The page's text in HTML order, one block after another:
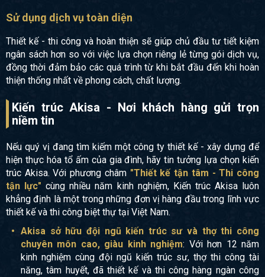
Sử dụng dịch vụ toàn diện
Thiết kế - thi công và hoàn thiện sẽ giúp chủ đầu tư tiết kiệm
ngân sách hơn so với việc lựa chọn riêng lẻ từng gói dịch vụ,
đồng thời đảm bảo các quá trình từ khi bắt đầu đến khi hoàn
thiện thống nhất về phong cách, chất lượng.
Kiến trúc Akisa - Nơi khách hàng gửi trọn
niềm tin
Nếu quý vị đang tìm kiếm một công ty thiết kế - xây dựng để
hiện thực hóa tổ ấm của gia đình, hãy tin tưởng lựa chọn kiến
trúc Akisa. Với phương châm "Thiết kế tận tâm - Thi công
tận lực" cùng nhiều năm kinh nghiệm, Kiến trúc Akisa luôn
khẳng định là một trong những đơn vị hàng đầu trong lĩnh vực
thiết kế và thi công biệt thự tại Việt Nam.
Akisa sở hữu đội ngũ kiến trúc sư và thợ thi công
chuyên môn cao, giàu kinh nghiệm: Với hơn 12 năm
kinh nghiệm cùng đội ngũ kiến trúc sư, thợ thi công tài
năng, tâm huyết, đã thiết kế và thi công hàng ngàn công